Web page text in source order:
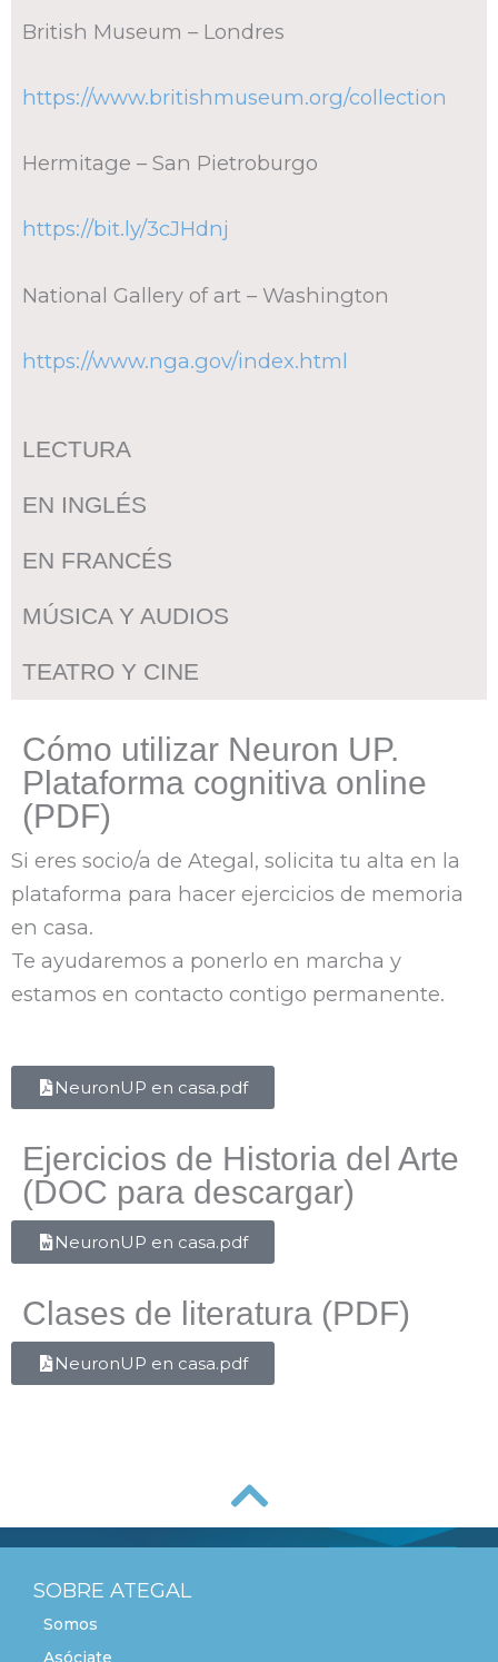
British Museum – Londres
https://www.britishmuseum.org/collection
Hermitage – San Pietroburgo
https://bit.ly/3cJHdnj
National Gallery of art – Washington
https://www.nga.gov/index.html
LECTURA
EN INGLÉS
EN FRANCÉS
MÚSICA Y AUDIOS
TEATRO Y CINE
Cómo utilizar Neuron UP.
Plataforma cognitiva online
(PDF)
Si eres socio/a de Ategal, solicita tu alta en la
plataforma para hacer ejercicios de memoria
en casa.
Te ayudaremos a ponerlo en marcha y
estamos en contacto contigo permanente.
NeuronUP en casa.pdf
Ejercicios de Historia del Arte
(DOC para descargar)
NeuronUP en casa.pdf
Clases de literatura (PDF)
NeuronUP en casa.pdf
SOBRE ATEGAL
Somos
Asóciate